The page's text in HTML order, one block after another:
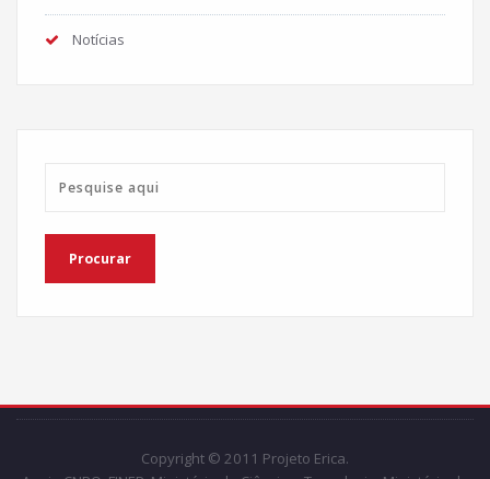
Notícias
Copyright © 2011 Projeto Erica.